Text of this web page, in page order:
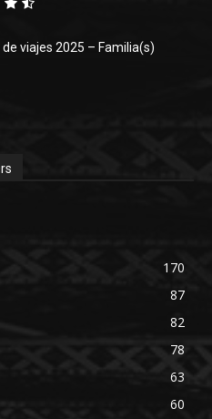
viajes 2025 – Familia(s)
170
87
82
78
63
60